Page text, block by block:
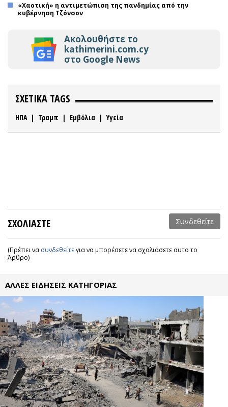
«Χαοτική» η αντιμετώπιση της πανδημίας από την
κυβέρνηση Τζόνσον
Ακολουθήστε το
kathimerini.com.cy
στο Google News
ΣΧΕΤΙΚΑ TAGS
ΗΠΑ| Τραμπ | Εμβόλια |Υγεία
ΣΧΟΛΙΑΣΤΕ Συνδεθείτε
(Πρέπει να συνδεθείτεγια να μπορέσετε να σχολιάσετε αυτο το
Άρθρο)
ΑΛΛΕΣ ΕΙΔΗΣΕΙΣ ΚΑΤΗΓΟΡΙΑΣ